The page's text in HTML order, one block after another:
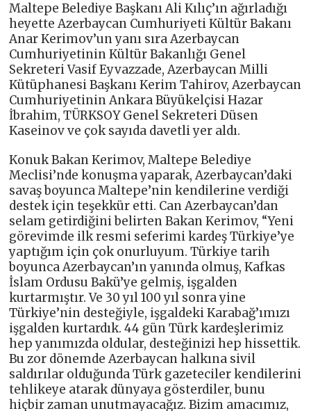
Maltepe Belediye Başkanı Ali Kılıç’ın ağırladığı
heyette Azerbaycan Cumhuriyeti Kültür Bakanı
Anar Kerimov’un yanı sıra Azerbaycan
Cumhuriyetinin Kültür Bakanlığı Genel
Sekreteri Vasif Eyvazzade, Azerbaycan Milli
Kütüphanesi Başkanı Kerim Tahirov, Azerbaycan
Cumhuriyetinin Ankara Büyükelçisi Hazar
İbrahim, TÜRKSOY Genel Sekreteri Düsen
Kaseinov ve çok sayıda davetli yer aldı.
Konuk Bakan Kerimov, Maltepe Belediye
Meclisi’nde konuşma yaparak, Azerbaycan’daki
savaş boyunca Maltepe’nin kendilerine verdiği
destek için teşekkür etti. Can Azerbaycan’dan
selam getirdiğini belirten Bakan Kerimov, “Yeni
görevimde ilk resmi seferimi kardeş Türkiye’ye
yaptığım için çok onurluyum. Türkiye tarih
boyunca Azerbaycan’ın yanında olmuş, Kafkas
İslam Ordusu Bakü’ye gelmiş, işgalden
kurtarmıştır. Ve 30 yıl 100 yıl sonra yine
Türkiye’nin desteğiyle, işgaldeki Karabağ’ımızı
işgalden kurtardık. 44 gün Türk kardeşlerimiz
hep yanımızda oldular, desteğinizi hep hissettik.
Bu zor dönemde Azerbaycan halkına sivil
saldırılar olduğunda Türk gazeteciler kendilerini
tehlikeye atarak dünyaya gösterdiler, bunu
hiçbir zaman unutmayacağız. Bizim amacımız,